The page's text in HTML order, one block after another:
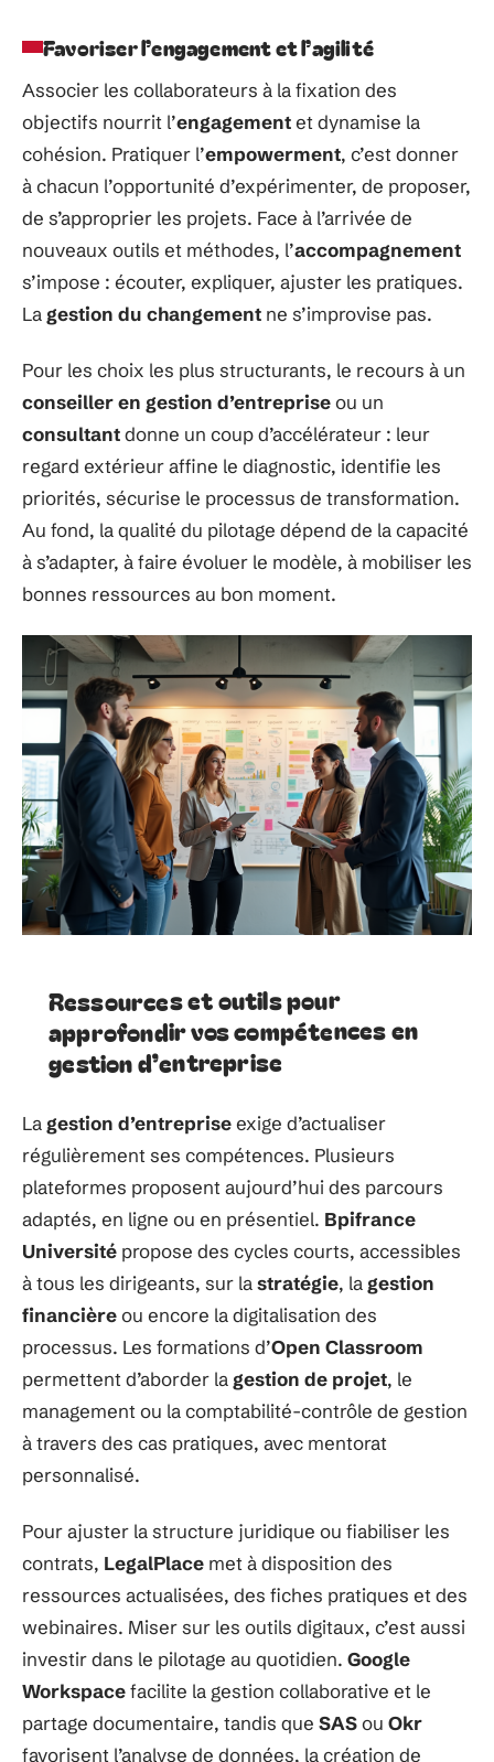
Favoriser l’engagement et l’agilité
Associer les collaborateurs à la fixation des
objectifs nourrit l’engagementet dynamise la
cohésion. Pratiquer l’empowerment, c’est donner
à chacun l’opportunité d’expérimenter, de proposer,
de s’approprier les projets. Face à l’arrivée de
nouveaux outils et méthodes, l’accompagnement
s’impose : écouter, expliquer, ajuster les pratiques.
La gestion du changement ne s’improvise pas.
Pour les choix les plus structurants, le recours à un
conseiller en gestion d’entrepriseou un
consultantdonne un coup d’accélérateur : leur
regard extérieur affine le diagnostic, identifie les
priorités, sécurise le processus de transformation.
Au fond, la qualité du pilotage dépend de la capacité
à s’adapter, à faire évoluer le modèle, à mobiliser les
bonnes ressources au bon moment.
Ressources et outils pour
approfondir vos compétences en
gestion d’entreprise
La gestion d’entrepriseexige d’actualiser
régulièrement ses compétences. Plusieurs
plateformes proposent aujourd’hui des parcours
adaptés, en ligne ou en présentiel. Bpifrance
Université propose des cycles courts, accessibles
à tous les dirigeants, sur lastratégie, la gestion
financièreou encore la digitalisation des
processus. Les formations d’Open Classroom
permettent d’aborder la gestion de projet, le
management ou la comptabilité-contrôle de gestion
à travers des cas pratiques, avec mentorat
personnalisé.
Pour ajuster la structure juridique ou fiabiliser les
contrats, LegalPlace met à disposition des
ressources actualisées, des fiches pratiques et des
webinaires. Miser sur les outils digitaux, c’est aussi
investir dans le pilotage au quotidien. Google
Workspacefacilite la gestion collaborative et le
partage documentaire, tandis que SASou Okr
favorisent l’analyse de données, la création de